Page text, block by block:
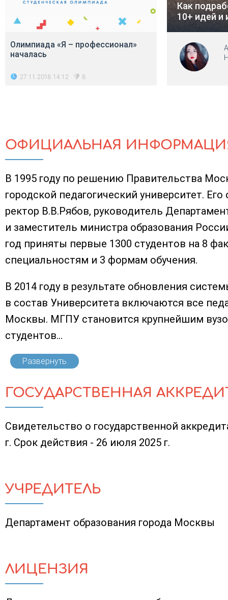
Олимпиада «Я – профессионал»
началась
27.11.2018 14:12 8
Как
10+ идей и
ОФИЦИАЛЬНАЯ
В 1995 году по решению Правительства
городской педагогический университет.
ректор В.В.Рябов, руководитель
и заместитель министра образования
год приняты первые 1300 студентов на 8
специальностям и 3 формам обучения.
В 2014 году в результате обновления
в состав Университета включаются все
Москвы. МГПУ становится крупнейшим
студентов...
Развернуть
ГОСУДАРСТВЕННАЯ
Свидетельство о государственной
г. Срок действия - 26 июля 2025 г.
УЧРЕДИТЕЛЬ
Департамент образования города Москвы
ЛИЦЕНЗИЯ